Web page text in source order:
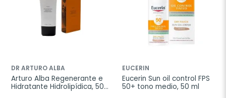
DR ARTURO ALBA
Arturo Alba Regenerante e
Hidratante Hidrolipídica, 50
EUCERIN
Eucerin Sun oil control FPS
50+ tono medio, 50 ml